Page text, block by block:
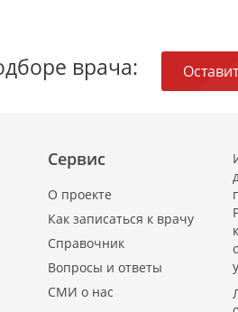
врача:
Сервис
О проекте
Как записаться к врачу
Справочник
Вопросы и ответы
СМИ о нас